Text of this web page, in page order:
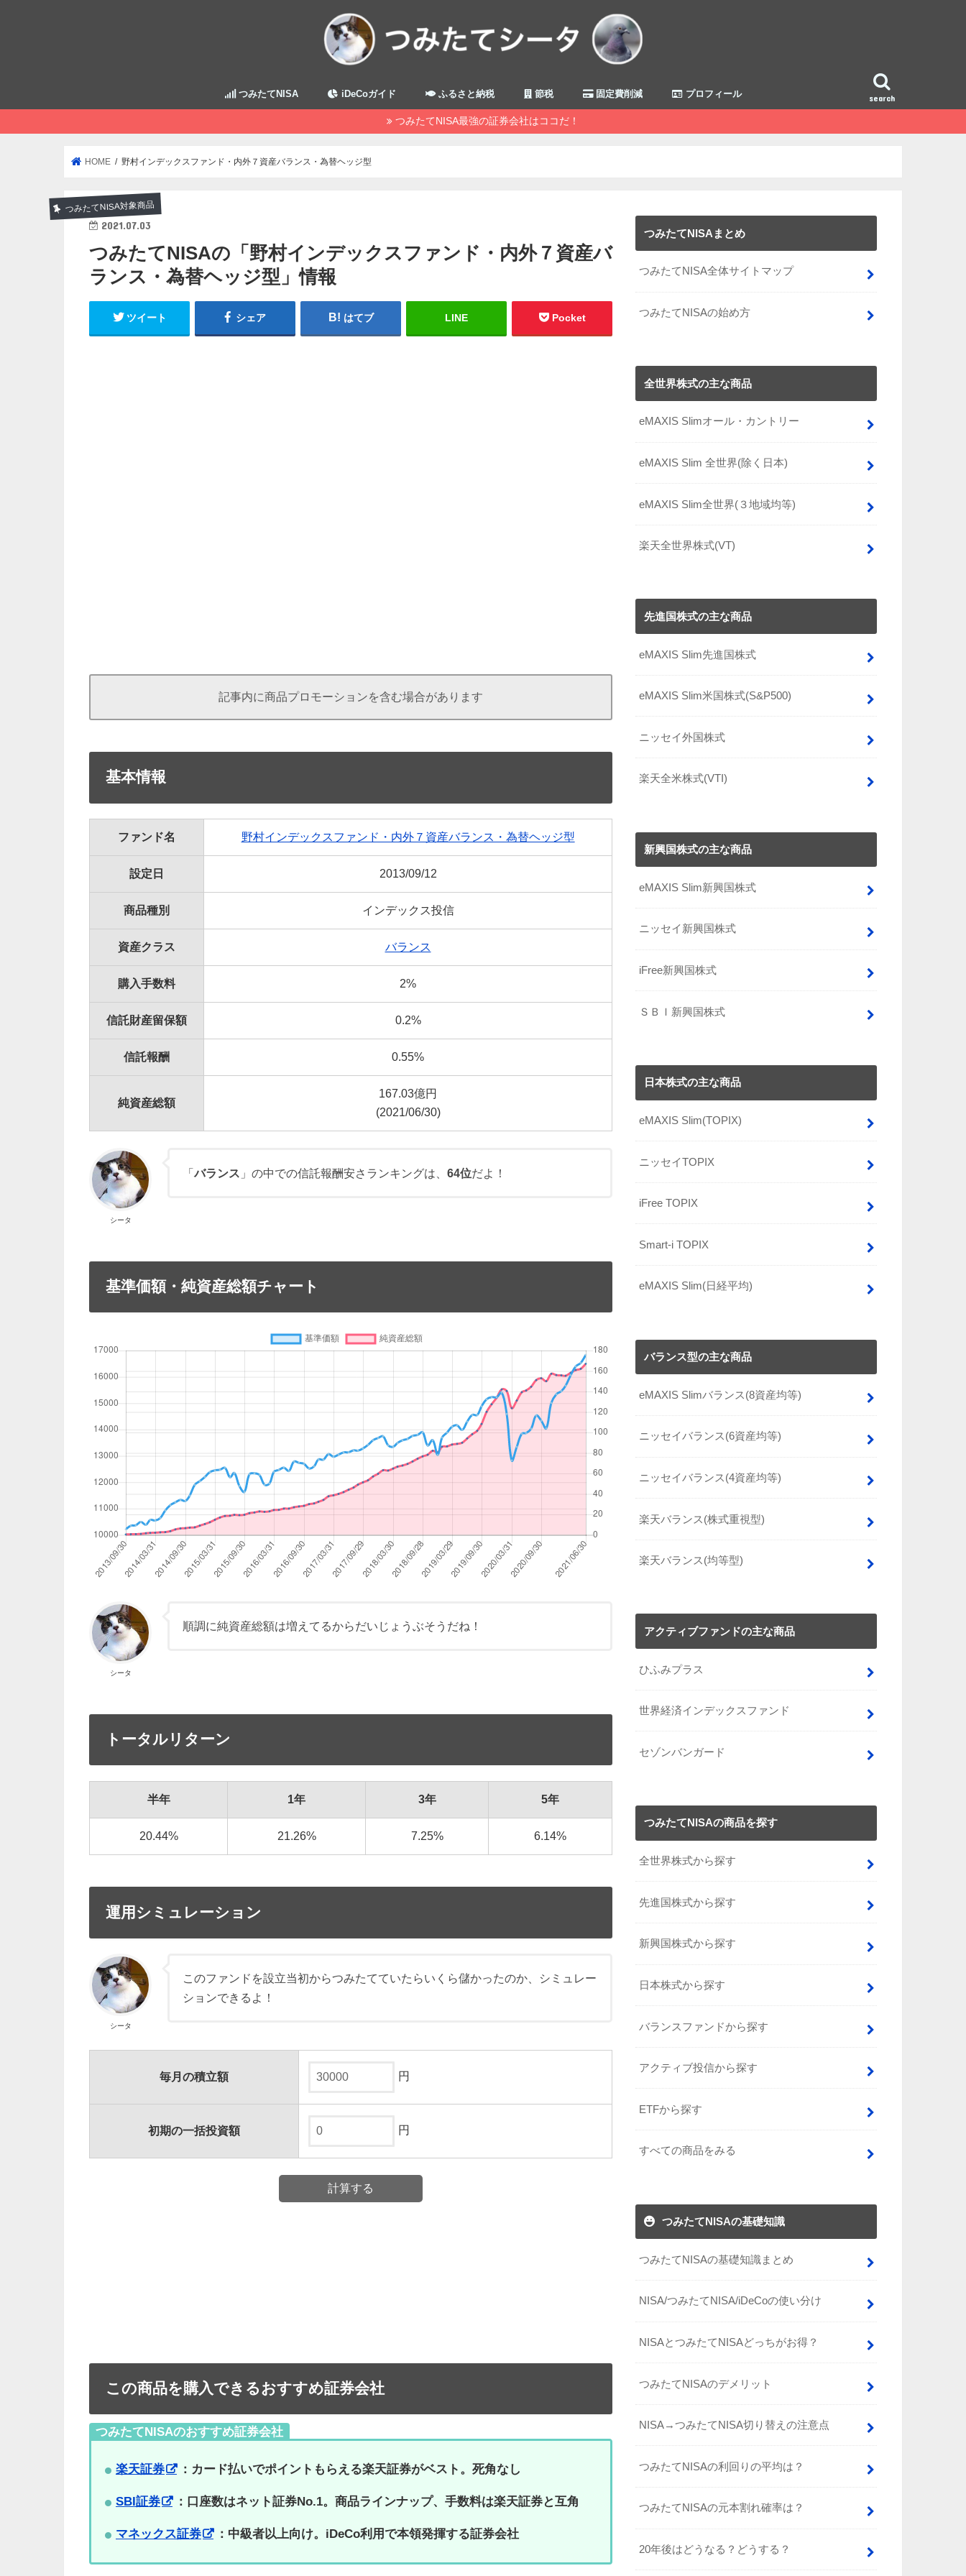
search
つみたてNISA iDeCoガイド ふるさと納税 節税 固定費削減 プロフィール
つみたてNISA最強の証券会社はココだ！
HOME 野村インデックスファンド・内外７資産バランス・為替ヘッジ型
つみたてNISA対象商品
2021.07.03
つみたてNISAの「野村インデックスファンド・内外７資産バ
ランス・為替ヘッジ型」情報
ツイート シェア はてブ LINE Pocket
記事内に商品プロモーションを含む場合があります
基本情報
ファンド名 野村インデックスファンド・内外７資産バランス・為替ヘッジ型
設定日 2013/09/12
商品種別 インデックス投信
資産クラス バランス
購入手数料 2%
信託財産留保額 0.2%
信託報酬 0.55%
純資産総額
167.03億円
(2021/06/30)
シータ
「バランス 」の中での信託報酬安さランキングは、64位だよ！
基準価額・純資産総額チャート
シータ
順調に純資産総額は増えてるからだいじょうぶそうだね！
トータルリターン
半年 1年 3年 5年
20.44% 21.26% 7.25% 6.14%
運用シミュレーション
シータ
このファンドを設立当初からつみたてていたらいくら儲かったのか、シミュレー
ションできるよ！
毎月の積立額 円
初期の一括投資額 円
この商品を購入できるおすすめ証券会社
つみたてNISAのおすすめ証券会社
楽天証券 ：カード払いでポイントもらえる楽天証券がベスト。死角なし
SBI証券 ：口座数はネット証券No.1。商品ラインナップ、手数料は楽天証券と互角
マネックス証券 ：中級者以上向け。iDeCo利用で本領発揮する証券会社
つみたてNISAまとめ
つみたてNISA全体サイトマップ
つみたてNISAの始め方
全世界株式の主な商品
eMAXIS Slimオール・カントリー
eMAXIS Slim 全世界(除く日本)
eMAXIS Slim全世界(３地域均等)
楽天全世界株式(VT)
先進国株式の主な商品
eMAXIS Slim先進国株式
eMAXIS Slim米国株式(S&P500)
ニッセイ外国株式
楽天全米株式(VTI)
新興国株式の主な商品
eMAXIS Slim新興国株式
ニッセイ新興国株式
iFree新興国株式
ＳＢＩ新興国株式
日本株式の主な商品
eMAXIS Slim(TOPIX)
ニッセイTOPIX
iFree TOPIX
Smart-i TOPIX
eMAXIS Slim(日経平均)
バランス型の主な商品
eMAXIS Slimバランス(8資産均等)
ニッセイバランス(6資産均等)
ニッセイバランス(4資産均等)
楽天バランス(株式重視型)
楽天バランス(均等型)
アクティブファンドの主な商品
ひふみプラス
世界経済インデックスファンド
セゾンバンガード
つみたてNISAの商品を探す
全世界株式から探す
先進国株式から探す
新興国株式から探す
日本株式から探す
バランスファンドから探す
アクティブ投信から探す
ETFから探す
すべての商品をみる
つみたてNISAの基礎知識
つみたてNISAの基礎知識まとめ
NISA/つみたてNISA/iDeCoの使い分け
NISAとつみたてNISAどっちがお得？
つみたてNISAのデメリット
NISA→つみたてNISA切り替えの注意点
つみたてNISAの利回りの平均は？
つみたてNISAの元本割れ確率は？
20年後はどうなる？どうする？